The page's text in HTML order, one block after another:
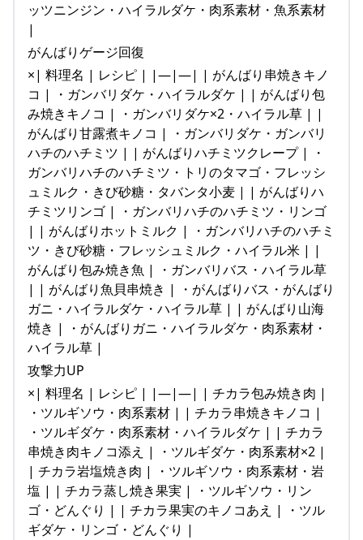
ッツニンジン・ハイラルダケ・肉系素材・魚系素材
|
がんばりゲージ回復
×| 料理名 | レシピ | |—|—| | がんばり串焼きキノ
コ | ・ガンバリダケ・ハイラルダケ | | がんばり包
み焼きキノコ | ・ガンバリダケ×2・ハイラル草 | |
がんばり甘露煮キノコ | ・ガンバリダケ・ガンバリ
ハチのハチミツ | | がんばりハチミツクレープ | ・
ガンバリハチのハチミツ・トリのタマゴ・フレッシ
ュミルク・きび砂糖・タバンタ小麦 | | がんばりハ
チミツリンゴ | ・ガンバリハチのハチミツ・リンゴ
| | がんばりホットミルク | ・ガンバリハチのハチミ
ツ・きび砂糖・フレッシュミルク・ハイラル米 | |
がんばり包み焼き魚 | ・ガンバリバス・ハイラル草
| | がんばり魚貝串焼き | ・がんばりバス・がんばり
ガニ・ハイラルダケ・ハイラル草 | | がんばり山海
焼き | ・がんばりガニ・ハイラルダケ・肉系素材・
ハイラル草 |
攻撃力UP
×| 料理名 | レシピ | |—|—| | チカラ包み焼き肉 |
・ツルギソウ・肉系素材 | | チカラ串焼きキノコ |
・ツルギダケ・肉系素材・ハイラルダケ | | チカラ
串焼き肉キノコ添え | ・ツルギダケ・肉系素材×2 |
| チカラ岩塩焼き肉 | ・ツルギソウ・肉系素材・岩
塩 | | チカラ蒸し焼き果実 | ・ツルギソウ・リン
ゴ・どんぐり | | チカラ果実のキノコあえ | ・ツル
ギダケ・リンゴ・どんぐり |